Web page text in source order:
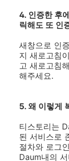
4. 인증한 후
릭해도 또 인
새창으로 인
지 새로고침
고 새로고침
해주세요.
5. 왜 이렇게
티스토리는
된 서비스로
절차와 로그
Daum내의